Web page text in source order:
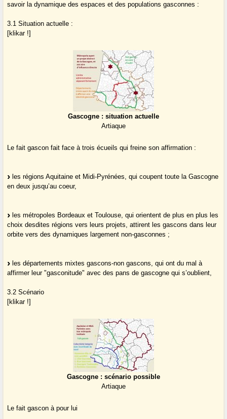
savoir la dynamique des espaces et des populations gasconnes :
3.1 Situation actuelle :
[klikar !]
Gascogne : situation actuelle
Artiaque
Le fait gascon fait face à trois écueils qui freine son affirmation :
les régions Aquitaine et Midi-Pyrénées, qui coupent toute la Gascogne
en deux jusqu’au coeur,
les métropoles Bordeaux et Toulouse, qui orientent de plus en plus les
choix desdites régions vers leurs projets, attirent les gascons dans leur
orbite vers des dynamiques largement non-gasconnes ;
les départements mixtes gascons-non gascons, qui ont du mal à
affirmer leur "gasconitude" avec des pans de gascogne qui s’oublient,
3.2 Scénario
[klikar !]
Gascogne : scénario possible
Artiaque
Le fait gascon à pour lui